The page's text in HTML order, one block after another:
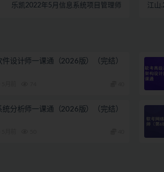
乐凯2022年5月信息系统项目管理师 江山
件设计师一课通（2026版）（完结）
统分析师一课通（2026版）（完结）